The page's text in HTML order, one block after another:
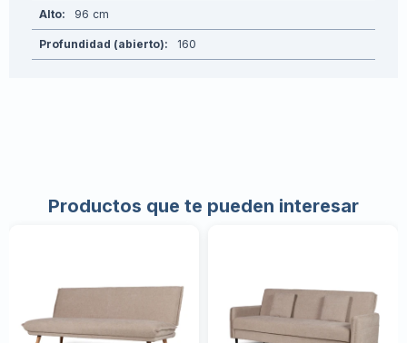
Alto 96
Profundidad (abierto) 160
Productos que te pueden interesar